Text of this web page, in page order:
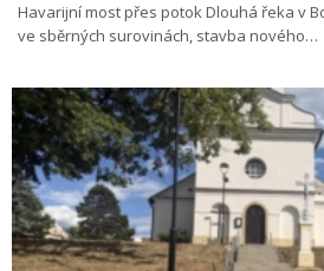
Havarijní most přes potok Dlouhá řeka v
ve sběrných surovinách, stavba nového…